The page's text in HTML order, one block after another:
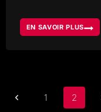
EN SAVOIR PLUS
PROFIL
SONORE,
DÉDIÉ
Navigation
Page
1 2